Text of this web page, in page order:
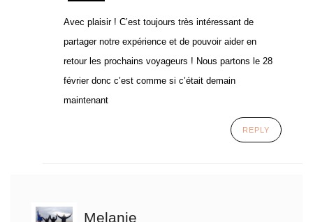
Avec plaisir ! C’est toujours très intéressant de
partager notre expérience et de pouvoir aider en
retour les prochains voyageurs ! Nous partons le 28
février donc c’est comme si c’était demain
maintenant
REPLY
Melanie